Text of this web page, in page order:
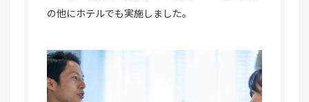
の他にホテルでも実施しました。